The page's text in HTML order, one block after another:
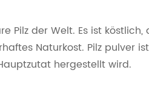
Pilz der Welt. Es ist
Naturkost. Pilz pulver
hergestellt wird.